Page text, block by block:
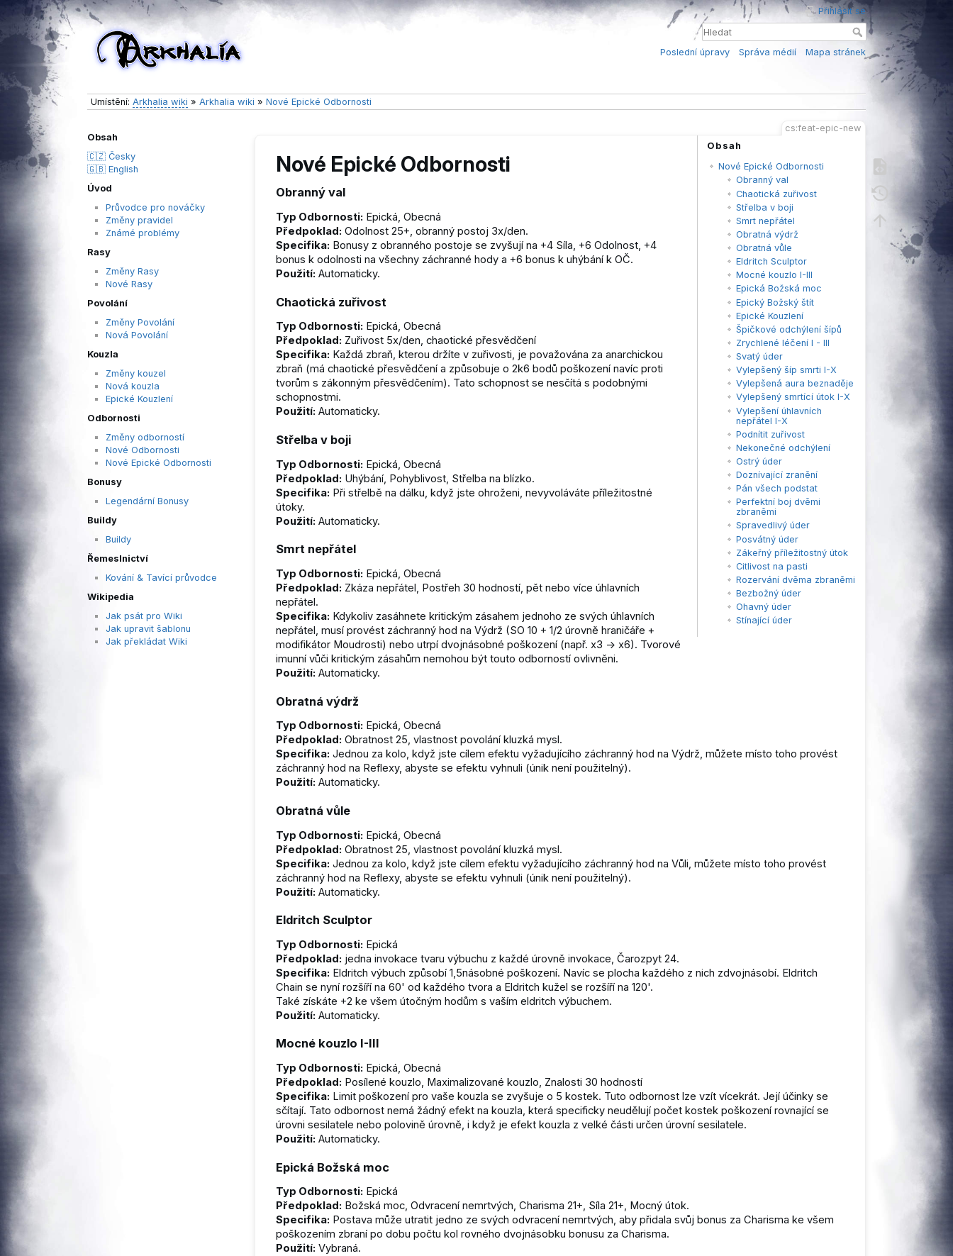
Přihlásit se
Poslední úpravy Správa médií Mapa stránek
Umístění: Arkhalia wiki » Arkhalia wiki » Nové Epické Odbornosti
Obsah
🇨🇿 Česky
🇬🇧 English
Úvod
Průvodce pro nováčky
Změny pravidel
Známé problémy
Rasy
Změny Rasy
Nové Rasy
Povolání
Změny Povolání
Nová Povolání
Kouzla
Změny kouzel
Nová kouzla
Epické Kouzlení
Odbornosti
Změny odborností
Nové Odbornosti
Nové Epické Odbornosti
Bonusy
Legendární Bonusy
Buildy
Buildy
Řemeslnictví
Kování & Tavící průvodce
Wikipedia
Jak psát pro Wiki
Jak upravit šablonu
Jak překládat Wiki
cs:feat-epic-new
Obsah
Nové Epické Odbornosti
Obranný val
Chaotická zuřivost
Střelba v boji
Smrt nepřátel
Obratná výdrž
Obratná vůle
Eldritch Sculptor
Mocné kouzlo I-III
Epická Božská moc
Epický Božský štít
Epické Kouzlení
Špičkové odchýlení šípů
Zrychlené léčení I - III
Svatý úder
Vylepšený šíp smrti I-X
Vylepšená aura beznaděje
Vylepšený smrtící útok I-X
Vylepšení úhlavních
nepřátel I-X
Podnítit zuřivost
Nekonečné odchýlení
Ostrý úder
Doznívající zranění
Pán všech podstat
Perfektní boj dvěmi
zbraněmi
Spravedlivý úder
Posvátný úder
Zákeřný příležitostný útok
Citlivost na pasti
Rozervání dvěma zbraněmi
Bezbožný úder
Ohavný úder
Stínající úder
Nové Epické Odbornosti
Obranný val
Typ Odbornosti: Epická, Obecná
Předpoklad: Odolnost 25+, obranný postoj 3x/den.
Specifika: Bonusy z obranného postoje se zvyšují na +4 Síla, +6 Odolnost, +4
bonus k odolnosti na všechny záchranné hody a +6 bonus k uhýbání k OČ.
Použití: Automaticky.
Chaotická zuřivost
Typ Odbornosti: Epická, Obecná
Předpoklad: Zuřivost 5x/den, chaotické přesvědčení
Specifika: Každá zbraň, kterou držíte v zuřivosti, je považována za anarchickou
zbraň (má chaotické přesvědčení a způsobuje o 2k6 bodů poškození navíc proti
tvorům s zákonným přesvědčením). Tato schopnost se nesčítá s podobnými
schopnostmi.
Použití: Automaticky.
Střelba v boji
Typ Odbornosti: Epická, Obecná
Předpoklad: Uhýbání, Pohyblivost, Střelba na blízko.
Specifika: Při střelbě na dálku, když jste ohroženi, nevyvoláváte příležitostné
útoky.
Použití: Automaticky.
Smrt nepřátel
Typ Odbornosti: Epická, Obecná
Předpoklad: Zkáza nepřátel, Postřeh 30 hodností, pět nebo více úhlavních
nepřátel.
Specifika: Kdykoliv zasáhnete kritickým zásahem jednoho ze svých úhlavních
nepřátel, musí provést záchranný hod na Výdrž (SO 10 + 1/2 úrovně hraničáře +
modifikátor Moudrosti) nebo utrpí dvojnásobné poškození (např. x3 → x6). Tvorové
imunní vůči kritickým zásahům nemohou být touto odborností ovlivněni.
Použití: Automaticky.
Obratná výdrž
Typ Odbornosti: Epická, Obecná
Předpoklad: Obratnost 25, vlastnost povolání kluzká mysl.
Specifika: Jednou za kolo, když jste cílem efektu vyžadujícího záchranný hod na Výdrž, můžete místo toho provést
záchranný hod na Reflexy, abyste se efektu vyhnuli (únik není použitelný).
Použití: Automaticky.
Obratná vůle
Typ Odbornosti: Epická, Obecná
Předpoklad: Obratnost 25, vlastnost povolání kluzká mysl.
Specifika: Jednou za kolo, když jste cílem efektu vyžadujícího záchranný hod na Vůli, můžete místo toho provést
záchranný hod na Reflexy, abyste se efektu vyhnuli (únik není použitelný).
Použití: Automaticky.
Eldritch Sculptor
Typ Odbornosti: Epická
Předpoklad: jedna invokace tvaru výbuchu z každé úrovně invokace, Čarozpyt 24.
Specifika: Eldritch výbuch způsobí 1,5násobné poškození. Navíc se plocha každého z nich zdvojnásobí. Eldritch
Chain se nyní rozšíří na 60' od každého tvora a Eldritch kužel se rozšíří na 120'.
Také získáte +2 ke všem útočným hodům s vaším eldritch výbuchem.
Použití: Automaticky.
Mocné kouzlo I-III
Typ Odbornosti: Epická, Obecná
Předpoklad: Posílené kouzlo, Maximalizované kouzlo, Znalosti 30 hodností
Specifika: Limit poškození pro vaše kouzla se zvyšuje o 5 kostek. Tuto odbornost lze vzít vícekrát. Její účinky se
sčítají. Tato odbornost nemá žádný efekt na kouzla, která specificky neudělují počet kostek poškození rovnající se
úrovni sesilatele nebo polovině úrovně, i když je efekt kouzla z velké části určen úrovní sesilatele.
Použití: Automaticky.
Epická Božská moc
Typ Odbornosti: Epická
Předpoklad: Božská moc, Odvracení nemrtvých, Charisma 21+, Síla 21+, Mocný útok.
Specifika: Postava může utratit jedno ze svých odvracení nemrtvých, aby přidala svůj bonus za Charisma ke všem
poškozením zbraní po dobu počtu kol rovného dvojnásobku bonusu za Charisma.
Použití: Vybraná.